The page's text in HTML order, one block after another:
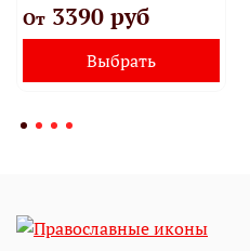
От3390 руб
Выбрать